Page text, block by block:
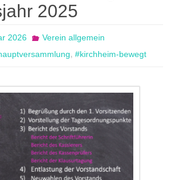
2025
2026
Verein allgemein
,#kirchheim-bewegt